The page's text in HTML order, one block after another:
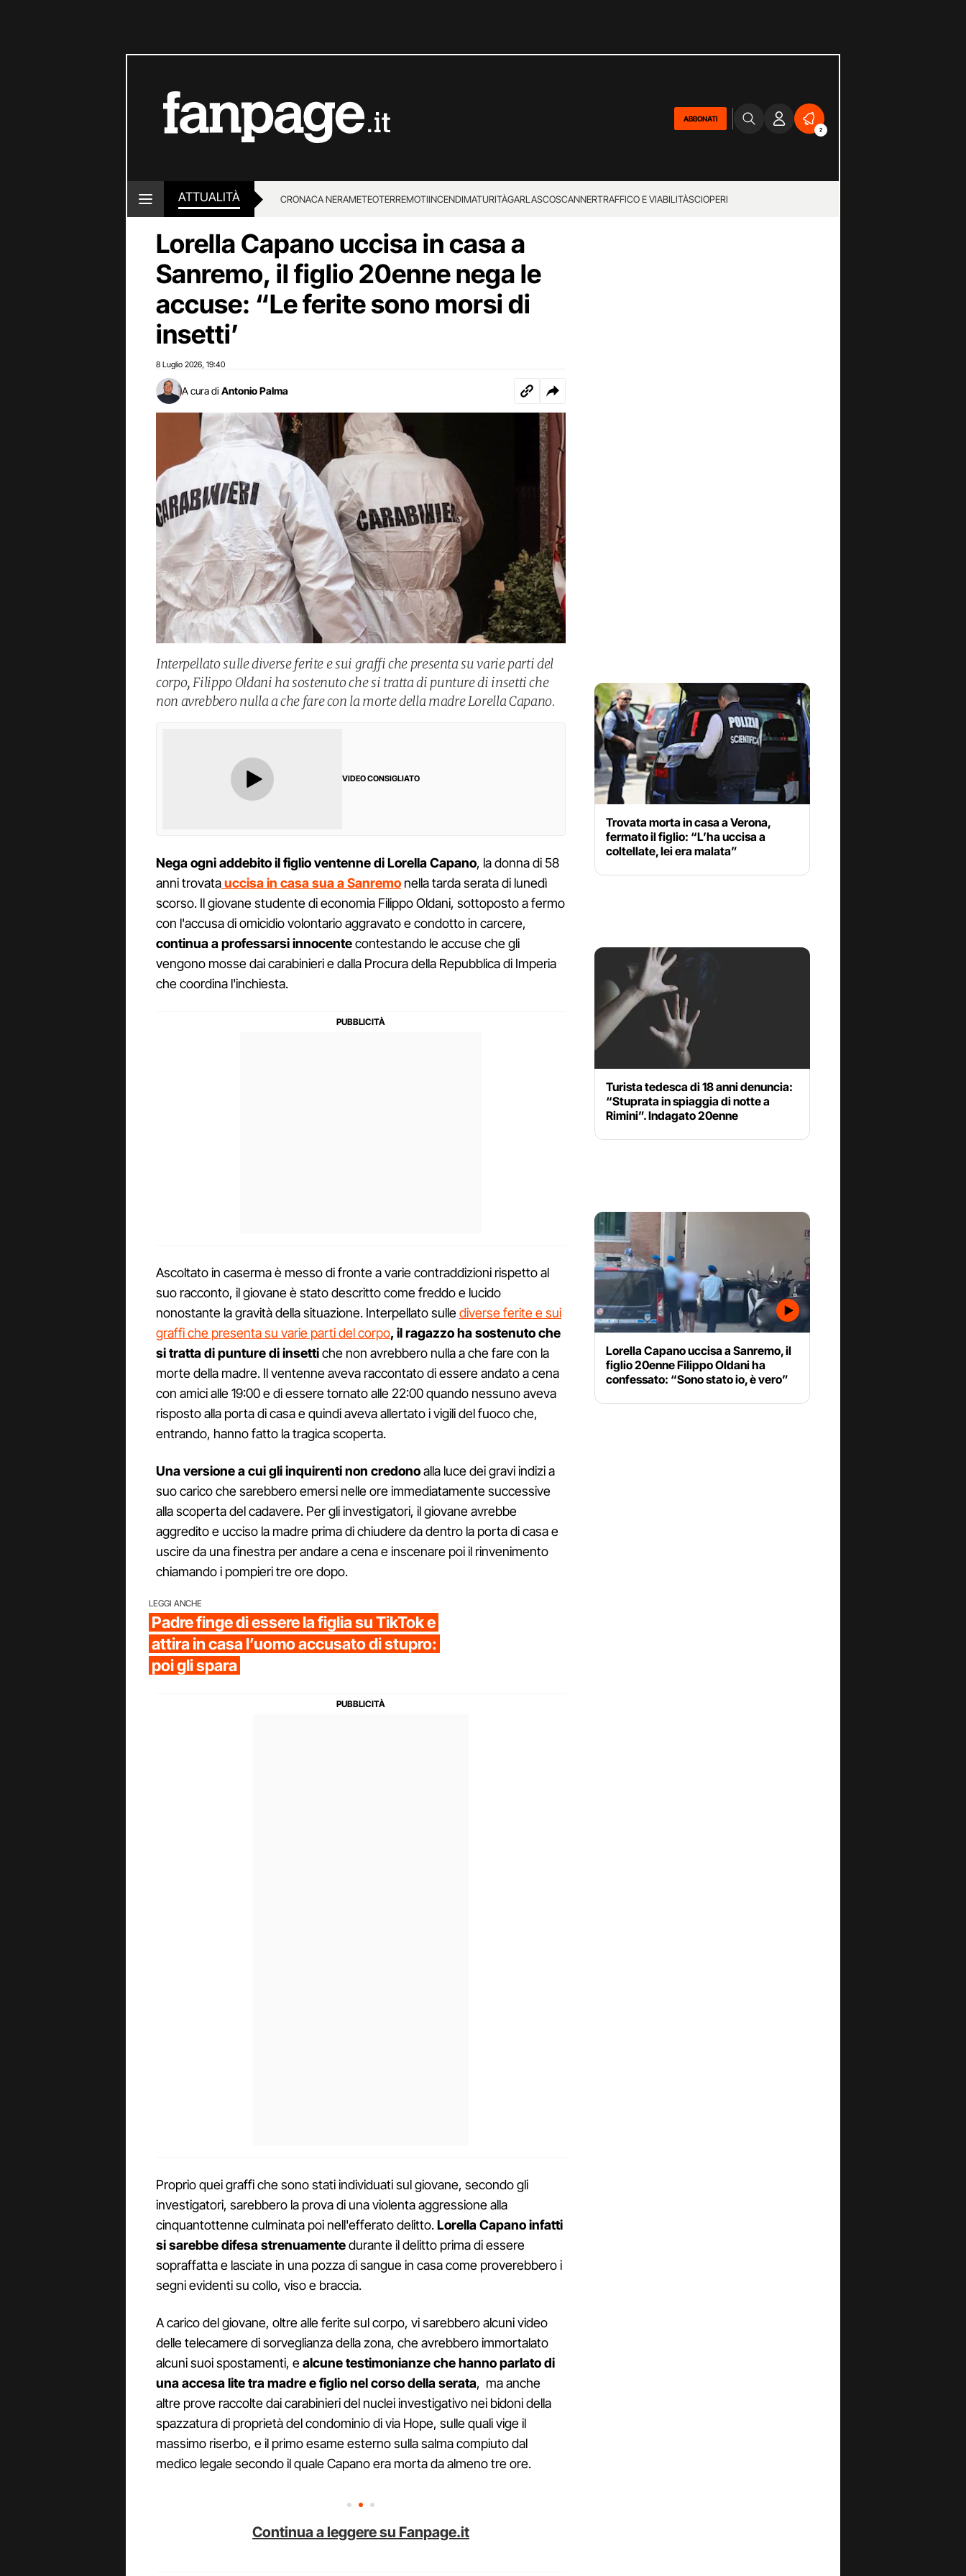
ABBONATI
2
ATTUALITÀ CRONACA NERAMETEOTERREMOTIINCENDIMATURITÀGARLASCOSCANNERTRAFFICO E VIABILITÀSCIOPERI
LOTTO E SUPERENALOTTO
Lorella Capano uccisa in casa a
Sanremo, il figlio 20enne nega le
accuse: “Le ferite sono morsi di
insetti’
8 Luglio 2026 19:40
A cura di Antonio Palma
Interpellato sulle diverse ferite e sui graffi che presenta su varie parti del
corpo, Filippo Oldani ha sostenuto che si tratta di punture di insetti che
non avrebbero nulla a che fare con la morte della madre Lorella Capano.
VIDEO CONSIGLIATO
Nega ogni addebito il figlio ventenne di Lorella Capano, la donna di 58
anni trovatauccisa in casa sua a Sanremo nella tarda serata di lunedì
scorso. Il giovane studente di economia Filippo Oldani, sottoposto a fermo
con l'accusa di omicidio volontario aggravato e condotto in carcere,
continua a professarsi innocentecontestando le accuse che gli
vengono mosse dai carabinieri e dalla Procura della Repubblica di Imperia
che coordina l'inchiesta.
Ascoltato in caserma è messo di fronte a varie contraddizioni rispetto al
suo racconto, il giovane è stato descritto come freddo e lucido
nonostante la gravità della situazione. Interpellato sullediverse ferite e sui
graffi che presenta su varie parti del corpo, il ragazzo ha sostenuto che
si tratta di punture di insettiche non avrebbero nulla a che fare con la
morte della madre. Il ventenne aveva raccontato di essere andato a cena
con amici alle 19:00 e di essere tornato alle 22:00 quando nessuno aveva
risposto alla porta di casa e quindi aveva allertato i vigili del fuoco che,
entrando, hanno fatto la tragica scoperta.
Una versione a cui gli inquirenti non credonoalla luce dei gravi indizi a
suo carico che sarebbero emersi nelle ore immediatamente successive
alla scoperta del cadavere. Per gli investigatori, il giovane avrebbe
aggredito e ucciso la madre prima di chiudere da dentro la porta di casa e
uscire da una finestra per andare a cena e inscenare poi il rinvenimento
chiamando i pompieri tre ore dopo.
LEGGI ANCHE
Padre finge di essere la figlia su TikTok e
attira in casa l’uomo accusato di stupro:
poi gli spara
Proprio quei graffi che sono stati individuati sul giovane, secondo gli
investigatori, sarebbero la prova di una violenta aggressione alla
cinquantottenne culminata poi nell'efferato delitto.Lorella Capano infatti
si sarebbe difesa strenuamentedurante il delitto prima di essere
sopraffatta e lasciate in una pozza di sangue in casa come proverebbero i
segni evidenti su collo, viso e braccia.
A carico del giovane, oltre alle ferite sul corpo, vi sarebbero alcuni video
delle telecamere di sorveglianza della zona, che avrebbero immortalato
alcuni suoi spostamenti, ealcune testimonianze che hanno parlato di
una accesa lite tra madre e figlio nel corso della serata, ma anche
altre prove raccolte dai carabinieri del nuclei investigativo nei bidoni della
spazzatura di proprietà del condominio di via Hope, sulle quali vige il
massimo riserbo, e il primo esame esterno sulla salma compiuto dal
medico legale secondo il quale Capano era morta da almeno tre ore.
Continua a leggere su Fanpage.it
Trovata morta in casa a Verona,
fermato il figlio: “L’ha uccisa a
coltellate, lei era malata”
Turista tedesca di 18 anni denuncia:
“Stuprata in spiaggia di notte a
Rimini”. Indagato 20enne
Lorella Capano uccisa a Sanremo, il
figlio 20enne Filippo Oldani ha
confessato: “Sono stato io, è vero”